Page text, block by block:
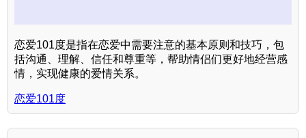
恋爱101度是指在恋爱中需要注意的基本原则和技巧，包
括沟通、理解、信任和尊重等，帮助情侣们更好地经营感
情，实现健康的爱情关系。
恋爱101度